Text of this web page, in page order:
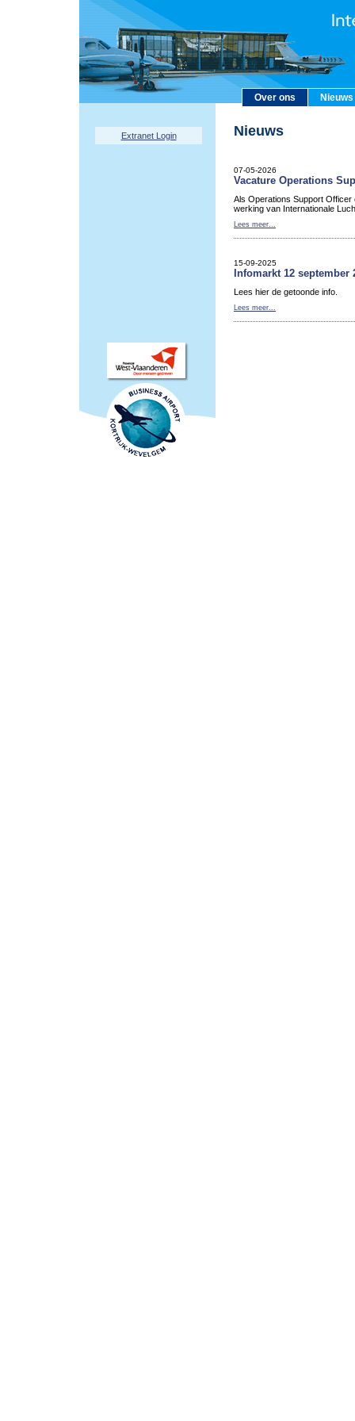
Over ons Nieuws
Extranet Login Nieuws
07-05-2026
Vacature Operations
Als Operations Support Officer
werking van Internationale
Lees meer...
15-09-2025
Infomarkt 12 september
Lees hier de getoonde info.
Lees meer...